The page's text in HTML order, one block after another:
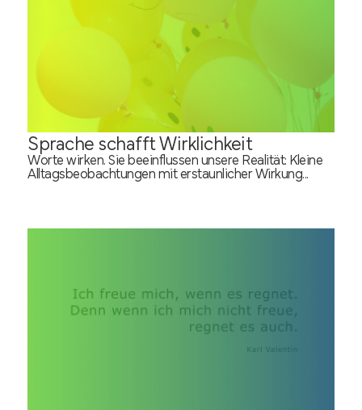
Sprache schafft Wirklichkeit
Worte wirken. Sie beeinflussen unsere Realität: Kleine
Alltagsbeobachtungen mit erstaunlicher Wirkung...